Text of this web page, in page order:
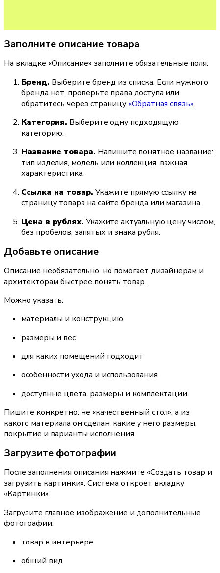
Заполните описание товара
На вкладке «Описание» заполните обязательные поля:
Бренд. Выберите бренд из списка. Если нужного
бренда нет, проверьте права доступа или
обратитесь через страницу «Обратная связь».
Категория. Выберите одну подходящую
категорию.
Название товара. Напишите понятное название:
тип изделия, модель или коллекция, важная
характеристика.
Ссылка на товар. Укажите прямую ссылку на
страницу товара на сайте бренда или магазина.
Цена в рублях. Укажите актуальную цену числом,
без пробелов, запятых и знака рубля.
Добавьте описание
Описание необязательно, но помогает дизайнерам и
архитекторам быстрее понять товар.
Можно указать:
материалы и конструкцию
размеры и вес
для каких помещений подходит
особенности ухода и использования
доступные цвета, размеры и комплектации
Пишите конкретно: не «качественный стол», а из
какого материала он сделан, какие у него размеры,
покрытие и варианты исполнения.
Загрузите фотографии
После заполнения описания нажмите «Создать товар и
загрузить картинки». Система откроет вкладку
«Картинки».
Загрузите главное изображение и дополнительные
фотографии:
товар в интерьере
общий вид